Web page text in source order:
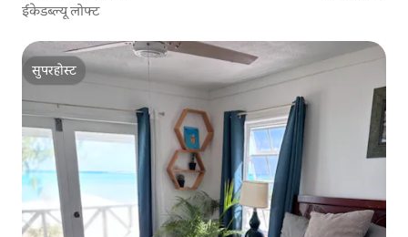
ईकेडब्ल्यू लोफ्ट
सुपरहोस्ट
सुपरहोस्ट